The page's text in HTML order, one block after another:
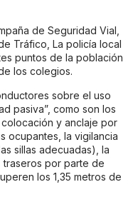
de Seguridad Vial,
Tráfico, La policía local
puntos de la población
los colegios.
sobre el uso
pasiva”, como son los
y anclaje por
ocupantes, la vigilancia
sillas adecuadas), la
por parte de
los 1,35 metros de